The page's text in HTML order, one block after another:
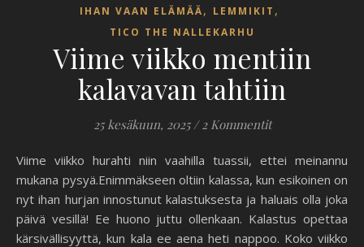
IHAN VAAN ELÄMÄÄ, LEMMIKIT ,
TICO THE NALLEKARHU
Viime viikko mentiin
kalavavan tahtiin
25 kesäkuun, 2025 / 2 Kommentit
Viime viikko hurahti niin vaahilla tuassii, ettei meinannu
mukana pysyä.Enimmäkseen oltiin kalassa, kun esikoinen on
nyt ihan hurjan innostunut kalastuksesta ja haluais olla joka
päivä vesillä! Ee huono juttu ollenkaan. Kalastus opettaa
kärsivällisyyttä, kun kala ee aena heti nappoo. Koko viikko